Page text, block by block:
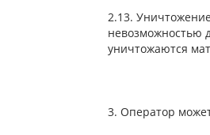
2.13.
невозможностью
уничтожаются
3. Оператор